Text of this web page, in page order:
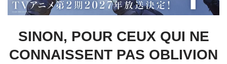
SINON, POUR CEUX QUI NE
CONNAISSENT PAS OBLIVION